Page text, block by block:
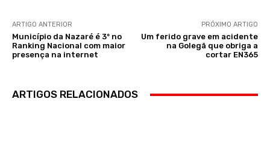
ARTIGO ANTERIOR
Município da Nazaré é 3º no
Ranking Nacional com maior
presença na internet
PRÓXIMO ARTIGO
Um ferido grave em acidente
na Golegã que obriga a
cortar EN365
ARTIGOS RELACIONADOS